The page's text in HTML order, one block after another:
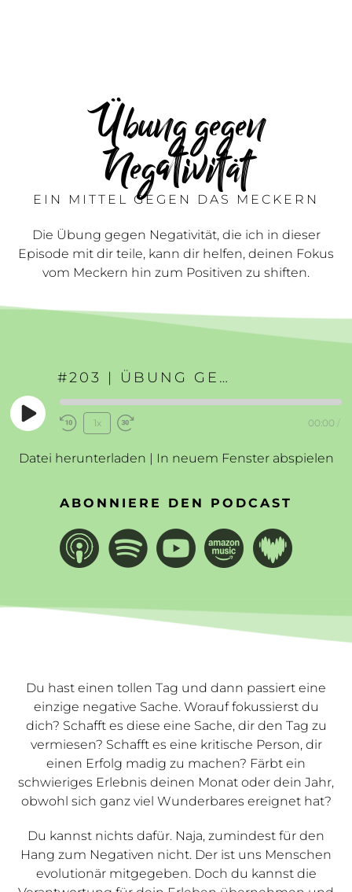
Übung gegen
Negativität
EIN MITTEL GEGEN DAS MECKERN
Die Übung gegen Negativität, die ich in dieser
Episode mit dir teile, kann dir helfen, deinen Fokus
vom Meckern hin zum Positiven zu shiften.
#203 | ÜBUNG GEGEN NEGATIVITÄT
Play
EpisodeRewind
Seconds
1x
30
00:00 /
Datei herunterladen | In neuem Fenster abspielen
ABONNIERE DEN PODCAST
Du hast einen tollen Tag und dann passiert eine
einzige negative Sache. Worauf fokussierst du
dich? Schafft es diese eine Sache, dir den Tag zu
vermiesen? Schafft es eine kritische Person, dir
einen Erfolg madig zu machen? Färbt ein
schwieriges Erlebnis deinen Monat oder dein Jahr,
obwohl sich ganz viel Wunderbares ereignet hat?
Du kannst nichts dafür. Naja, zumindest für den
Hang zum Negativen nicht. Der ist uns Menschen
evolutionär mitgegeben. Doch du kannst die